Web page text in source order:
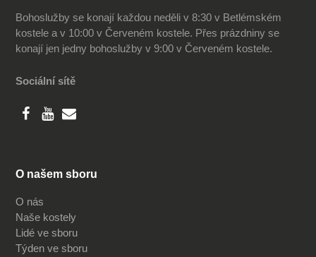
Bohoslužby se konají každou neděli v 8:30 v Betlémském
kostele a v 10:00 v Červeném kostele. Přes prázdniny se
konají jen jedny bohoslužby v 9:00 v Červeném kostele.
Sociální sítě
O našem sboru
O nás
Naše kostely
Lidé ve sboru
Týden ve sboru